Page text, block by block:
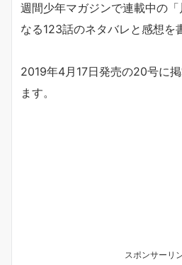
週間少年マガジンで連載中の
なる123話のネタバレと感想を
2019年4月17日発売の20号に
ます。
スポンサーリ